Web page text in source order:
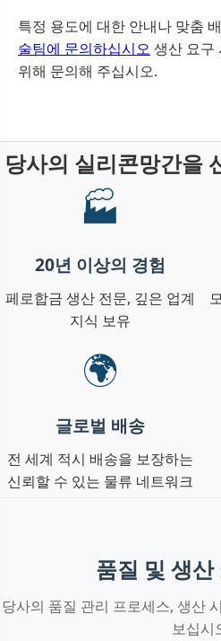
특정 용도에 대한 안내나 맞춤
술팀에 문의하십시오 생산 요구
위해 문의해 주십시오.
당사의 실리콘망간을
🏭
20년 이상의 경험
페로합금 생산 전문, 깊은 업계
지식 보유
🌍
글로벌 배송
전 세계 적시 배송을 보장하는
신뢰할 수 있는 물류 네트워크
품질 및 생
당사의 품질 관리 프로세스, 생산
보십시